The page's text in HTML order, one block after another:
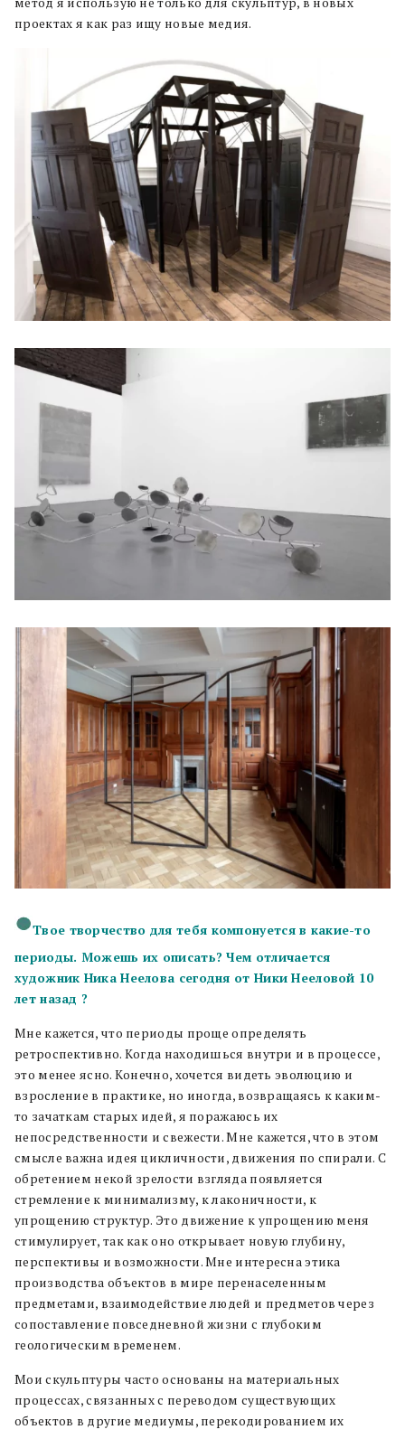
проектах я как раз ищу новые медия.
Твое творчество для тебя компонуется в какие-то
периоды. Можешь их описать? Чем отличается
художник Ника Неелова сегодня от Ники Нееловой 10
лет назад ?
Мне кажется, что периоды проще определять
ретроспективно. Когда находишься внутри и в процессе,
это менее ясно. Конечно, хочется видеть эволюцию и
взросление в практике, но иногда, возвращаясь к каким-
то зачаткам старых идей, я поражаюсь их
непосредственности и свежести. Мне кажется, что в этом
смысле важна идея цикличности, движения по спирали. С
обретением некой зрелости взгляда появляется
стремление к минимализму, к лаконичности, к
упрощению структур. Это движение к упрощению меня
стимулирует, так как оно открывает новую глубину,
перспективы и возможности. Мне интересна этика
производства объектов в мире перенаселенным
предметами, взаимодействие людей и предметов через
сопоставление повседневной жизни с глубоким
геологическим временем.
Мои скульптуры часто основаны на материальных
процессах, связанных с переводом существующих
объектов в другие медиумы, перекодированием их